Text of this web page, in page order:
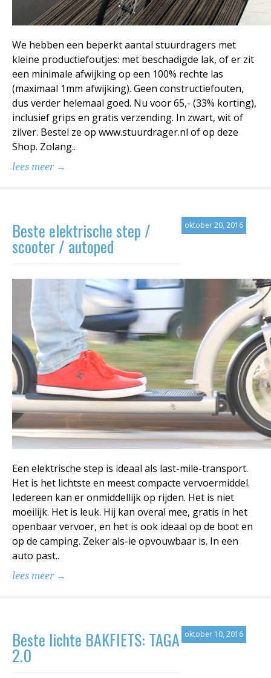
We hebben een beperkt aantal stuurdragers met
kleine productiefoutjes: met beschadigde lak, of er zit
een minimale afwijking op een 100% rechte las
(maximaal 1mm afwijking). Geen constructiefouten,
dus verder helemaal goed. Nu voor 65,- (33% korting),
inclusief grips en gratis verzending. In zwart, wit of
zilver. Bestel ze op www.stuurdrager.nl of op deze
Shop. Zolang..
lees meer →
oktober 20, 2016
Beste elektrische step /
scooter / autoped
Een elektrische step is ideaal als last-mile-transport.
Het is het lichtste en meest compacte vervoermiddel.
Iedereen kan er onmiddellijk op rijden. Het is niet
moeilijk. Het is leuk. Hij kan overal mee, gratis in het
openbaar vervoer, en het is ook ideaal op de boot en
op de camping. Zeker als-ie opvouwbaar is. In een
auto past..
lees meer →
oktober 10, 2016
Beste lichte BAKFIETS: TAGA
2.0